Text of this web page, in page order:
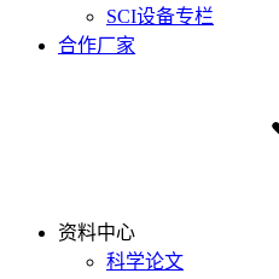
SCI设备专栏
合作厂家
资料中心
科学论文